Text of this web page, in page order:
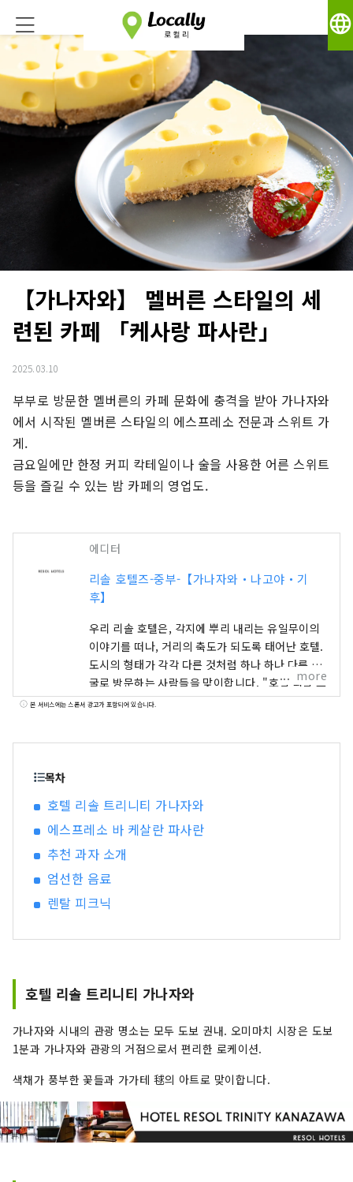
language
【가나자와】 멜버른 스타일의 세
련된 카페 「케사랑 파사란」
2025.03.10
부부로 방문한 멜버른의 카페 문화에 충격을 받아 가나자와
에서 시작된 멜버른 스타일의 에스프레소 전문과 스위트 가
게.
금요일에만 한정 커피 칵테일이나 술을 사용한 어른 스위트
등을 즐길 수 있는 밤 카페의 영업도.
에디터
리솔 호텔즈-중부-【가나자와・나고야・기
후】
우리 리솔 호텔은, 각지에 뿌리 내리는 유일무이의
이야기를 떠나, 거리의 축도가 되도록 태어난 호텔.
도시의 형태가 각각 다른 것처럼 하나 하나 다른 얼
굴로 방문하는 사람들을 맞이합니다. "호텔 리솔 트
리니티 가나자와" ～이 거리에서밖에 얻을 수 없는
나자와는, 이러한 가나자와만이 가지는 독자적인
매력을 발신해, 문화 계승과 도시 발전의 거점이 되
도록 탄생했습니다. 호텔 리솔 트리니티 가나자와
가 제공하는 것은 여기 밖에없는 전통과 문화에 "연
결" 카가 백만석의 빛으로 가득한 농밀한 시간을 호
텔 리솔트리니티 가나자와에서 체험해 보세요. "호
에 스니커즈"를 키워드로 한이 도시형 아메리칸 스
절묘한 밸런스를 연출. 소재를 비롯해, 가구나 오브
공간은 마치 '어른의 웅덩이장'처럼 진짜를 추구하
는 여행자들을 깊은 곳으로 초대합니다. 호텔 리솔
공간에서 휴식을 취하는 성인을위한 호텔입니다.
"호텔 리솔 기후" ～청류가 자란 문화와 역사를 오
감으로 맛보는～ 아름다운 녹색으로 넘치는 산들.
마음까지 씻는 것 같은 청류. 山紫水明의 자연에 축
more
본 서비스에는 스폰서 광고가 포함되어 있습니다.
목차
호텔 리솔 트리니티 가나자와
에스프레소 바 케살란 파사란
추천 과자 소개
엄선한 음료
렌탈 피크닉
호텔 리솔 트리니티 가나자와
가나자와 시내의 관광 명소는 모두 도보 권내. 오미마치 시장은 도보
1분과 가나자와 관광의 거점으로서 편리한 로케이션.
색채가 풍부한 꽃들과 가가테 毬의 아트로 맞이합니다.